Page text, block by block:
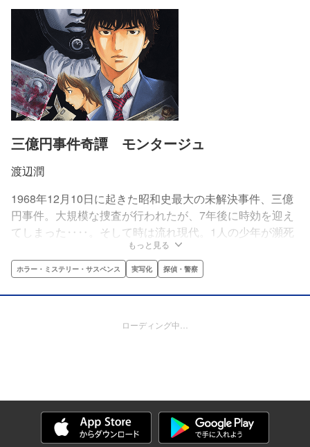
三億円事件奇譚 モンタージュ
渡辺潤
1968年12月10日に起きた昭和史最大の未解決事件、三億
円事件。大規模な捜査が行われたが、7年後に時効を迎え
てしまった‥‥。そして時は流れ現代。1人の少年が瀕死
の老刑事に「お前の父親は、三億円事件の犯人だ」と告げ
られた!!運命の輪に巻き込まれた少年は、三億円事件の謎
を明らかにできるのか!?
もっと見る
ホラー・ミステリー・サスペンス 実写化 探偵・警察
ローディング中…